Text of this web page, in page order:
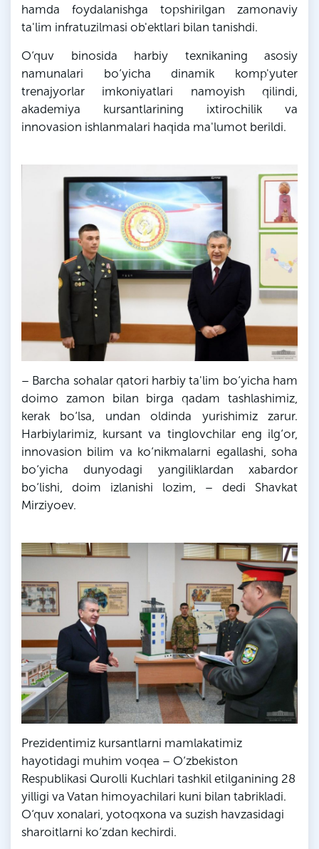
hamda foydalanishga topshirilgan zamonaviy
ta'lim infratuzilmasi ob'ektlari bilan tanishdi.
O‘quv binosida harbiy texnikaning asosiy
namunalari bo‘yicha dinamik komp'yuter
trenajyorlar imkoniyatlari namoyish qilindi,
akademiya kursantlarining ixtirochilik va
innovasion ishlanmalari haqida ma'lumot berildi.
– Barcha sohalar qatori harbiy ta'lim bo‘yicha ham
doimo zamon bilan birga qadam tashlashimiz,
kerak bo‘lsa, undan oldinda yurishimiz zarur.
Harbiylarimiz, kursant va tinglovchilar eng ilg‘or,
innovasion bilim va ko‘nikmalarni egallashi, soha
bo‘yicha dunyodagi yangiliklardan xabardor
bo‘lishi, doim izlanishi lozim, – dedi Shavkat
Mirziyoev.
Prezidentimiz kursantlarni mamlakatimiz
hayotidagi muhim voqea – O‘zbekiston
Respublikasi Qurolli Kuchlari tashkil etilganining 28
yilligi va Vatan himoyachilari kuni bilan tabrikladi.
O‘quv xonalari, yotoqxona va suzish havzasidagi
sharoitlarni ko‘zdan kechirdi.